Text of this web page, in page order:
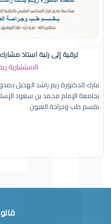
ترقية إلى رتبة استاذ
الاستشارية
نبارك للدكتورة ريم راشد الهذيل
بجامعة الإمام محمد بن سعود
بقسم طب وجراحة العيون